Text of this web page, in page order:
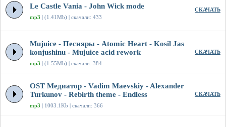
Le Castle Vania - John Wick mode
mp3 | (1.41Mb) | скачали: 433
СКАЧАТЬ
Mujuice - Песняры - Atomic Heart - Kosil Jas
konjushinu - Mujuice acid rework
mp3 | (1.55Mb) | скачали: 384
СКАЧАТЬ
OST Медиатор - Vadim Maevskiy - Alexander
Turkunov - Rebirth theme - Endless
mp3 | 1003.1Kb | скачали: 366
СКАЧАТЬ